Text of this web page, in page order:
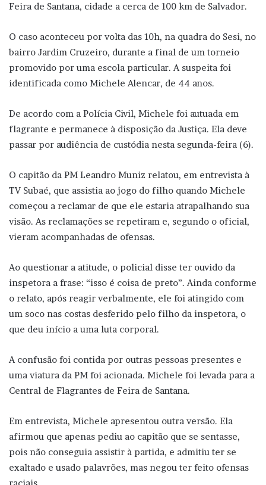
Feira de Santana, cidade a cerca de 100 km de Salvador.
O caso aconteceu por volta das 10h, na quadra do Sesi, no
bairro Jardim Cruzeiro, durante a final de um torneio
promovido por uma escola particular. A suspeita foi
identificada como Michele Alencar, de 44 anos.
De acordo com a Polícia Civil, Michele foi autuada em
flagrante e permanece à disposição da Justiça. Ela deve
passar por audiência de custódia nesta segunda-feira (6).
O capitão da PM Leandro Muniz relatou, em entrevista à
TV Subaé, que assistia ao jogo do filho quando Michele
começou a reclamar de que ele estaria atrapalhando sua
visão. As reclamações se repetiram e, segundo o oficial,
vieram acompanhadas de ofensas.
Ao questionar a atitude, o policial disse ter ouvido da
inspetora a frase: “isso é coisa de preto”. Ainda conforme
o relato, após reagir verbalmente, ele foi atingido com
um soco nas costas desferido pelo filho da inspetora, o
que deu início a uma luta corporal.
A confusão foi contida por outras pessoas presentes e
uma viatura da PM foi acionada. Michele foi levada para a
Central de Flagrantes de Feira de Santana.
Em entrevista, Michele apresentou outra versão. Ela
afirmou que apenas pediu ao capitão que se sentasse,
pois não conseguia assistir à partida, e admitiu ter se
exaltado e usado palavrões, mas negou ter feito ofensas